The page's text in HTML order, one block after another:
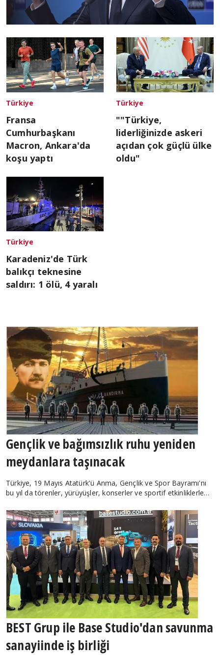
Türkiye
Fransa
Cumhurbaşkanı
Macron, Ankara'da
koşu yaptı
Türkiye
""Türkiye,
liderliğinizde askeri
açıdan çok güçlü ülke
oldu"
Türkiye
Karadeniz'de Türk
balıkçı teknesine
saldırı: 1 ölü, 4 yaralı
Gençlik ve bağımsızlık ruhu yeniden
meydanlara taşınacak
Türkiye, 19 Mayıs Atatürk'ü Anma, Gençlik ve Spor Bayramı'nı
bu yıl da törenler, yürüyüşler, konserler ve sportif etkinliklerle…
BEST Grup ile Base Studio'dan savunma
sanayiinde iş birliği